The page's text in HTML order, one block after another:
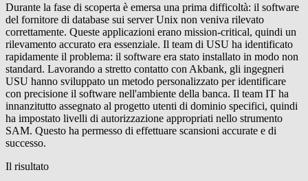
Durante la fase di scoperta è emersa una prima difficoltà: il software
del fornitore di database sui server Unix non veniva rilevato
correttamente. Queste applicazioni erano mission-critical, quindi un
rilevamento accurato era essenziale. Il team di USU ha identificato
rapidamente il problema: il software era stato installato in modo non
standard. Lavorando a stretto contatto con Akbank, gli ingegneri
USU hanno sviluppato un metodo personalizzato per identificare
con precisione il software nell'ambiente della banca. Il team IT ha
innanzitutto assegnato al progetto utenti di dominio specifici, quindi
ha impostato livelli di autorizzazione appropriati nello strumento
SAM. Questo ha permesso di effettuare scansioni accurate e di
successo.
Il risultato